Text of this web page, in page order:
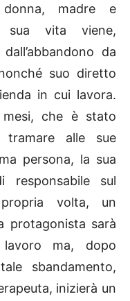
madre e
vita viene,
da
suo diretto
in cui lavora.
che è stato
tramare alle sue
persona, la sua
responsabile sul
volta, un
protagonista sarà
ma, dopo
sbandamento,
inizierà un